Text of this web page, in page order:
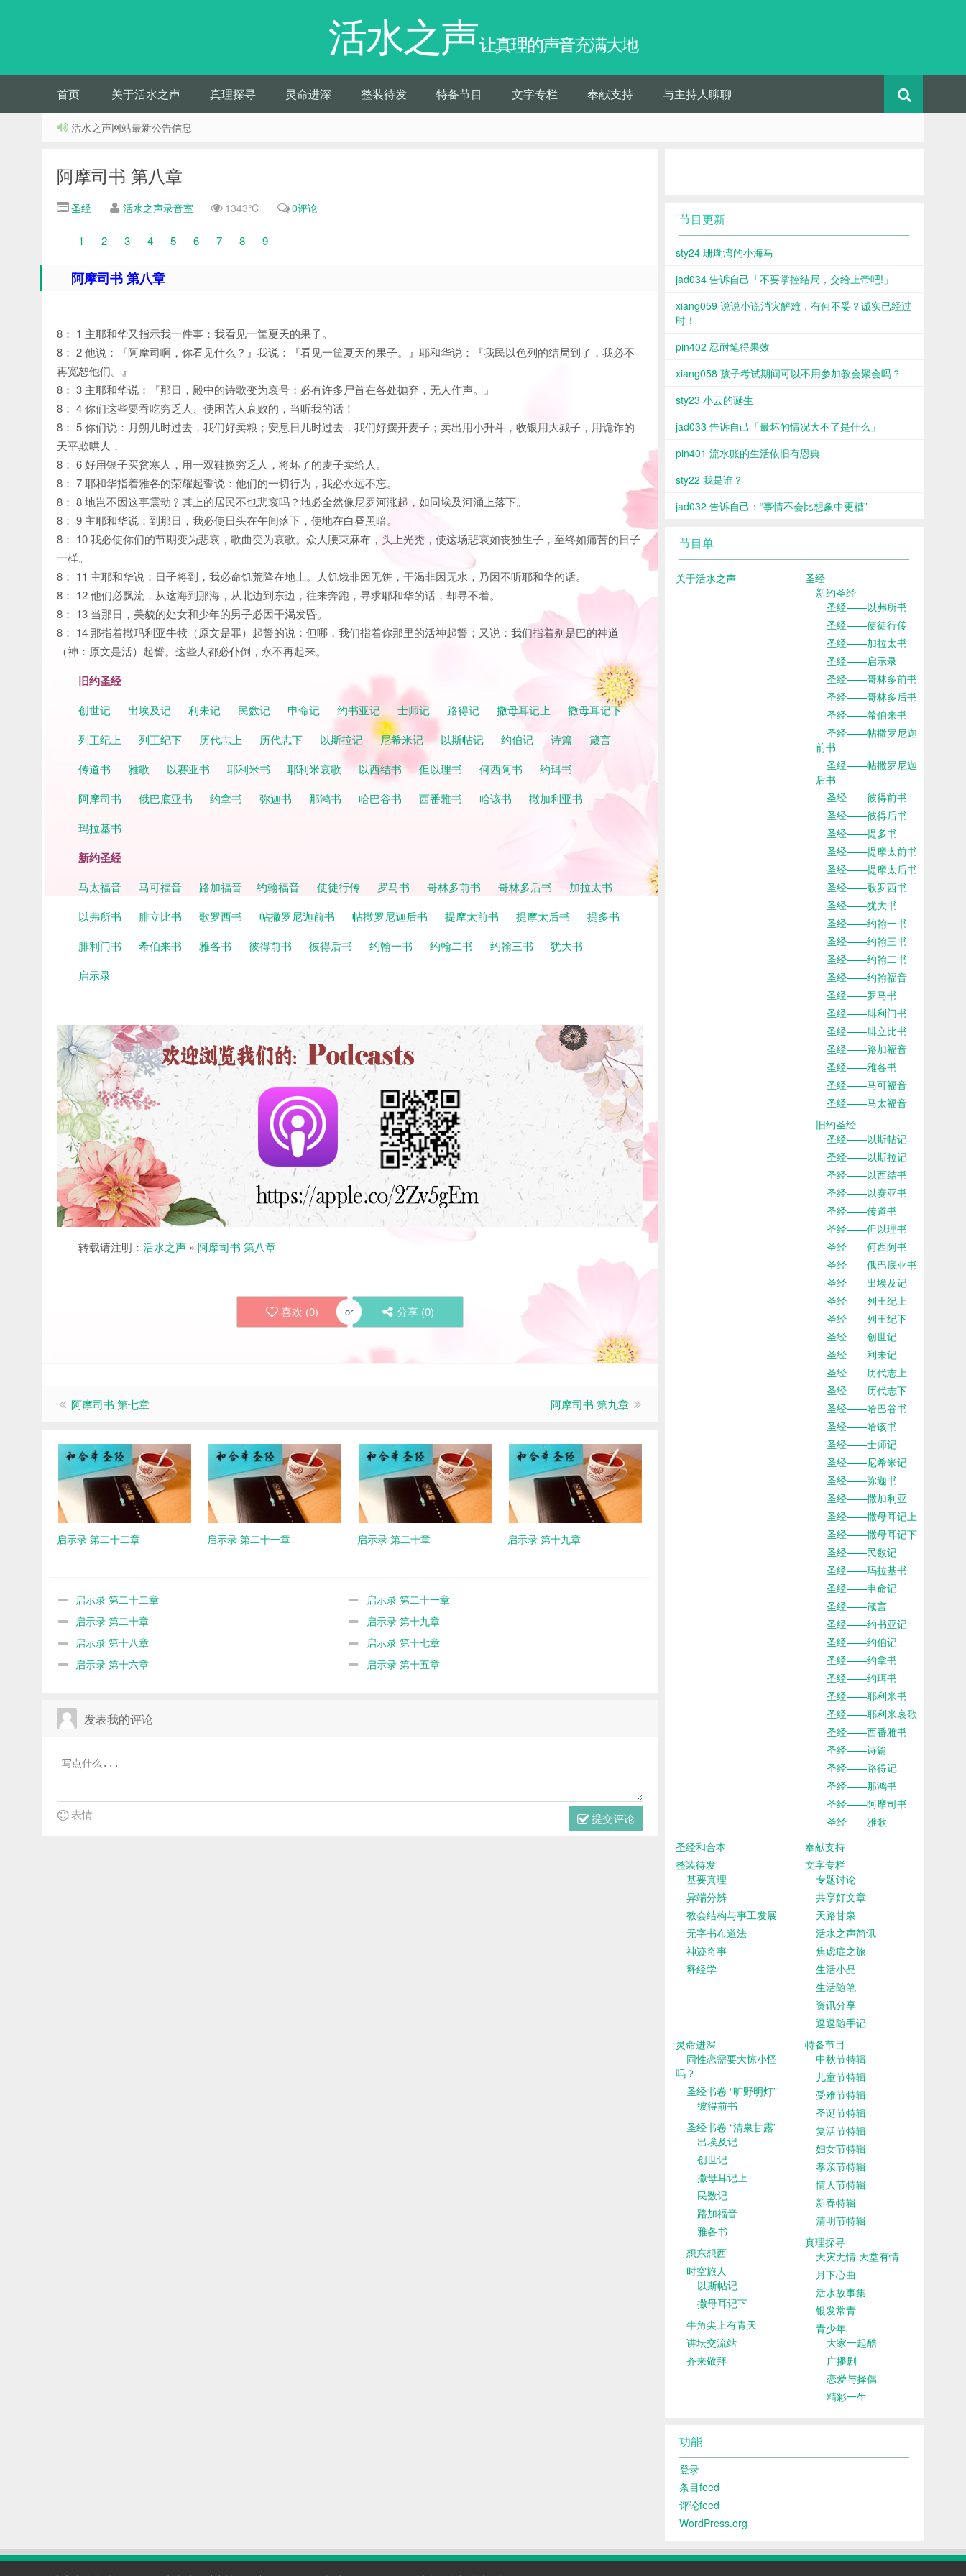
活水之声让真理的声音充满大地
首页 关于活水之声 真理探寻 灵命进深 整装待发 特备节目 文字专栏 奉献支持 与主持人聊聊
活水之声网站最新公告信息
阿摩司书 第八章
圣经 活水之声录音室 1343℃ 0评论
1 2 3 4 5 6 7 8 9
阿摩司书 第八章
8： 1 主耶和华又指示我一件事：我看见一筐夏天的果子。
8： 2 他说：『阿摩司啊，你看见什么？』我说：『看见一筐夏天的果子。』耶和华说：『我民以色列的结局到了，我必不
再宽恕他们。』
8： 3 主耶和华说：『那日，殿中的诗歌变为哀号；必有许多尸首在各处抛弃，无人作声。』
8： 4 你们这些要吞吃穷乏人、使困苦人衰败的，当听我的话！
8： 5 你们说：月朔几时过去，我们好卖粮；安息日几时过去，我们好摆开麦子；卖出用小升斗，收银用大戥子，用诡诈的
天平欺哄人，
8： 6 好用银子买贫寒人，用一双鞋换穷乏人，将坏了的麦子卖给人。
8： 7 耶和华指着雅各的荣耀起誓说：他们的一切行为，我必永远不忘。
8： 8 地岂不因这事震动﹖其上的居民不也悲哀吗？地必全然像尼罗河涨起，如同埃及河涌上落下。
8： 9 主耶和华说：到那日，我必使日头在午间落下，使地在白昼黑暗。
8： 10 我必使你们的节期变为悲哀，歌曲变为哀歌。众人腰束麻布，头上光秃，使这场悲哀如丧独生子，至终如痛苦的日子
一样。
8： 11 主耶和华说：日子将到，我必命饥荒降在地上。人饥饿非因无饼，干渴非因无水，乃因不听耶和华的话。
8： 12 他们必飘流，从这海到那海，从北边到东边，往来奔跑，寻求耶和华的话，却寻不着。
8： 13 当那日，美貌的处女和少年的男子必因干渴发昏。
8： 14 那指着撒玛利亚牛犊（原文是罪）起誓的说：但哪，我们指着你那里的活神起誓；又说：我们指着别是巴的神道
（神：原文是活）起誓。这些人都必仆倒，永不再起来。
旧约圣经
创世记 出埃及记 利未记 民数记 申命记 约书亚记 士师记 路得记 撒母耳记上
撒母耳记下
列王纪上
列王纪下 历代志上 历代志下 以斯拉记 尼希米记 以斯帖记 约伯记 诗篇
箴言
传道书
雅歌 以赛亚书 耶利米书 耶利米哀歌 以西结书 但以理书 何西阿书
约珥书
阿摩司书
俄巴底亚书 约拿书 弥迦书 那鸿书 哈巴谷书 西番雅书 哈该书
撒加利亚书
玛拉基书
新约圣经
马太福音 马可福音 路加福音 约翰福音 使徒行传 罗马书 哥林多前书 哥林多后书
加拉太书
以弗所书
腓立比书 歌罗西书 帖撒罗尼迦前书 帖撒罗尼迦后书 提摩太前书 提摩太后书
提多书
腓利门书
希伯来书 雅各书 彼得前书 彼得后书 约翰一书 约翰二书 约翰三书
犹大书
启示录
转载请注明： 活水之声 » 阿摩司书 第八章
喜欢 (0) or 分享 (0)
阿摩司书 第七章 阿摩司书 第九章
启示录 第二十二章 启示录 第二十一章 启示录 第二十章 启示录 第十九章
启示录 第二十二章
启示录 第二十一章
启示录 第二十章
启示录 第十九章
启示录 第十八章
启示录 第十七章
启示录 第十六章
启示录 第十五章
发表我的评论
提交评论
表情
节目更新
sty24 珊瑚湾的小海马
jad034 告诉自己「不要掌控结局，交给上帝吧!」
xiang059 说说小谎消灾解难，有何不妥？诚实已经过
时！
pin402 忍耐笔得果效
xiang058 孩子考试期间可以不用参加教会聚会吗？
sty23 小云的诞生
jad033 告诉自己「最坏的情况大不了是什么」
pin401 流水账的生活依旧有恩典
sty22 我是谁？
jad032 告诉自己：“事情不会比想象中更糟”
节目单
关于活水之声
圣经
新约圣经
圣经——以弗所书
圣经——使徒行传
圣经——加拉太书
圣经——启示录
圣经——哥林多前书
圣经——哥林多后书
圣经——希伯来书
圣经——帖撒罗尼迦
前书
圣经——帖撒罗尼迦
后书
圣经——彼得前书
圣经——彼得后书
圣经——提多书
圣经——提摩太前书
圣经——提摩太后书
圣经——歌罗西书
圣经——犹大书
圣经——约翰一书
圣经——约翰三书
圣经——约翰二书
圣经——约翰福音
圣经——罗马书
圣经——腓利门书
圣经——腓立比书
圣经——路加福音
圣经——雅各书
圣经——马可福音
圣经——马太福音
旧约圣经
圣经——以斯帖记
圣经——以斯拉记
圣经——以西结书
圣经——以赛亚书
圣经——传道书
圣经——但以理书
圣经——何西阿书
圣经——俄巴底亚书
圣经——出埃及记
圣经——列王纪上
圣经——列王纪下
圣经——创世记
圣经——利未记
圣经——历代志上
圣经——历代志下
圣经——哈巴谷书
圣经——哈该书
圣经——士师记
圣经——尼希米记
圣经——弥迦书
圣经——撒加利亚
圣经——撒母耳记上
圣经——撒母耳记下
圣经——民数记
圣经——玛拉基书
圣经——申命记
圣经——箴言
圣经——约书亚记
圣经——约伯记
圣经——约拿书
圣经——约珥书
圣经——耶利米书
圣经——耶利米哀歌
圣经——西番雅书
圣经——诗篇
圣经——路得记
圣经——那鸿书
圣经——阿摩司书
圣经——雅歌
圣经和合本
奉献支持
整装待发
基要真理
异端分辨
教会结构与事工发展
无字书布道法
神迹奇事
释经学
文字专栏
专题讨论
共享好文章
天路甘泉
活水之声简讯
焦虑症之旅
生活小品
生活随笔
资讯分享
逗逗随手记
灵命进深
同性恋需要大惊小怪
吗？
圣经书卷 “旷野明灯”
彼得前书
圣经书卷 “清泉甘露”
出埃及记
创世记
撒母耳记上
民数记
路加福音
雅各书
想东想西
时空旅人
以斯帖记
撒母耳记下
牛角尖上有青天
讲坛交流站
齐来敬拜
特备节目
中秋节特辑
儿童节特辑
受难节特辑
圣诞节特辑
复活节特辑
妇女节特辑
孝亲节特辑
情人节特辑
新春特辑
清明节特辑
真理探寻
天灾无情 天堂有情
月下心曲
活水故事集
银发常青
青少年
大家一起酷
广播剧
恋爱与择偶
精彩一生
功能
登录
条目feed
评论feed
WordPress.org